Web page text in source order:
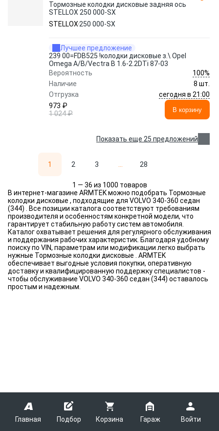
Главная Подбор Корзина Гараж Войти
Тормозные колодки дисковые задняя ось
STELLOX 250 000-SX
STELLOX 250 000-SX
Лучшее предложение
239 00=FDB525 !колодки дисковые з.\ Opel
Omega A/B/Vectra В 1.6-2.2DTi 87-03
Вероятность
100%
Наличие
8 шт.
Отгрузка
сегодня в 21:00
973 ₽
1 024 ₽
В корзину
Показать еще 25 предложений
1 2 3 28
1 — 36 из 1000 товаров
В интернет-магазине ARMTEK можно подобрать Тормозные
колодки дисковые , подходящие для VOLVO 340-360 седан
(344) . Все позиции каталога соответствуют требованиям
производителя и особенностям конкретной модели, что
гарантирует стабильную работу систем автомобиля.
Каталог охватывает решения для регулярного обслуживания
и поддержания рабочих характеристик. Благодаря удобному
поиску по VIN, параметрам или модификации легко выбрать
нужные Тормозные колодки дисковые . ARMTEK
обеспечивает выгодные условия покупки, оперативную
доставку и квалифицированную поддержку специалистов -
чтобы обслуживание VOLVO 340-360 седан (344) оставалось
простым и надежным.